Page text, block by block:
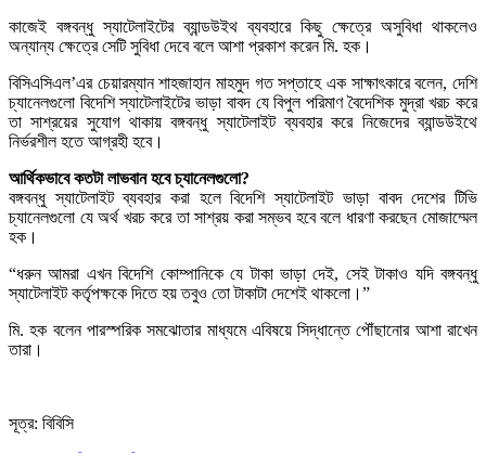
কাজেই বঙ্গবন্ধু স্যাটেলাইটের ব্যান্ডউইথ ব্যবহারে কিছু ক্ষেত্রে অসুবিধা থাকলেও
অন্যান্য ক্ষেত্রে সেটি সুবিধা দেবে বলে আশা প্রকাশ করেন মি. হক।
বিসিএসিএল’এর চেয়ারম্যান শাহজাহান মাহমুদ গত সপ্তাহে এক সাক্ষাৎকারে বলেন, দেশি
চ্যানেলগুলো বিদেশি স্যাটেলাইটের ভাড়া বাবদ যে বিপুল পরিমাণ বৈদেশিক মুদ্রা খরচ করে
তা সাশ্রয়ের সুযোগ থাকায় বঙ্গবন্ধু স্যাটেলাইট ব্যবহার করে নিজেদের ব্যান্ডউইথে
নির্ভরশীল হতে আগ্রহী হবে।
আর্থিকভাবে কতটা লাভবান হবে চ্যানেলগুলো?
বঙ্গবন্ধু স্যাটেলাইট ব্যবহার করা হলে বিদেশি স্যাটেলাইট ভাড়া বাবদ দেশের টিভি
চ্যানেলগুলো যে অর্থ খরচ করে তা সাশ্রয় করা সম্ভব হবে বলে ধারণা করছেন মোজাম্মেল
হক।
“ধরুন আমরা এখন বিদেশি কোম্পানিকে যে টাকা ভাড়া দেই, সেই টাকাও যদি বঙ্গবন্ধু
স্যাটেলাইট কর্তৃপক্ষকে দিতে হয় তবুও তো টাকাটা দেশেই থাকলো।”
মি. হক বলেন পারস্পরিক সমঝোতার মাধ্যমে এবিষয়ে সিদ্ধান্তে পৌঁছানোর আশা রাখেন
তারা।
সূত্র: বিবিসি